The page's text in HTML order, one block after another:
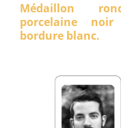
Médaillon
porcelaine
bordure blanc.